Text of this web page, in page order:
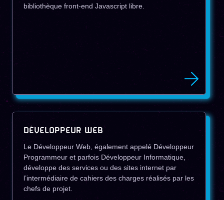
bibliothèque front-end Javascript libre.
DÉVELOPPEUR WEB
Le Développeur Web, également appelé Développeur
Programmeur et parfois Développeur Informatique,
développe des services ou des sites internet par
l’intermédiaire de cahiers des charges réalisés par les
chefs de projet.